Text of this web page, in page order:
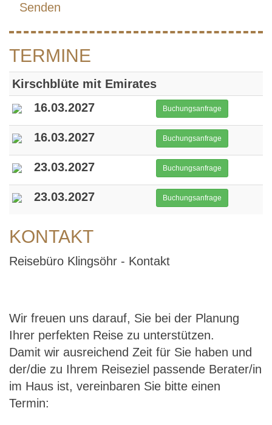
Senden
TERMINE
Kirschblüte mit Emirates
16.03.2027
Buchungsanfrage
16.03.2027 Buchungsanfrage
23.03.2027 Buchungsanfrage
23.03.2027 Buchungsanfrage
KONTAKT
Reisebüro Klingsöhr - Kontakt
Wir freuen uns darauf, Sie bei der Planung
Ihrer perfekten Reise zu unterstützen.
Damit wir ausreichend Zeit für Sie haben und
der/die zu Ihrem Reiseziel passende Berater/in
im Haus ist, vereinbaren Sie bitte einen
Termin: